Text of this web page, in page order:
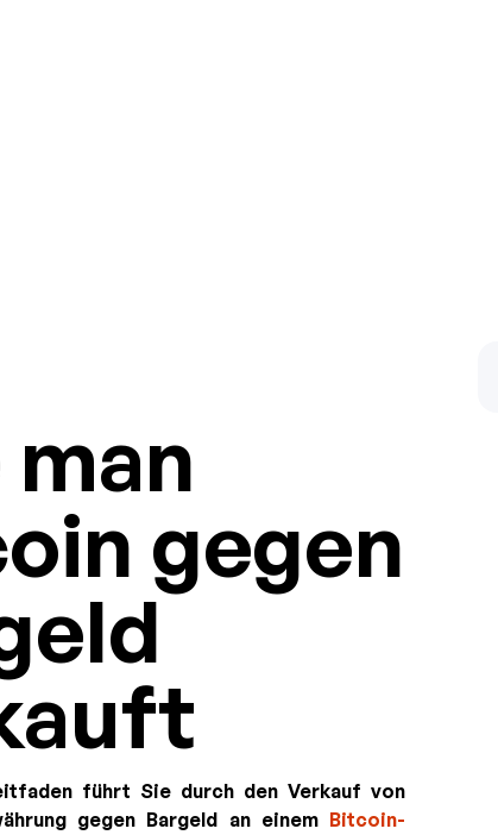
gegen
führt Sie durch den Verkauf von
gegen Bargeld an einem Bitcoin-